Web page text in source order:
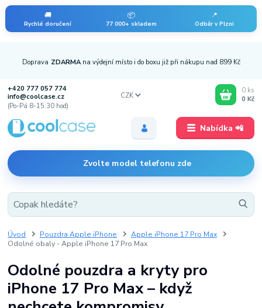
🚚
Rychlé doručení
📦
77 000+ skladem
📍
Odběr v Plzni
Nabídka 📲
Doprava ZDARMA na výdejní místo i do boxu již při nákupu nad 899 Kč
+420 777 057 774
info@coolcase.cz
(Po-Pá 8-15:30 hod)
Zvolte model telefonu zde
CZK
0 ks
0 Kč
Úvod Pouzdra Apple iPhone
Apple iPhone 17 Pro Max
Odolné obaly - Apple iPhone 17 Pro Max
Odolné pouzdra a kryty pro
iPhone 17 Pro Max – když